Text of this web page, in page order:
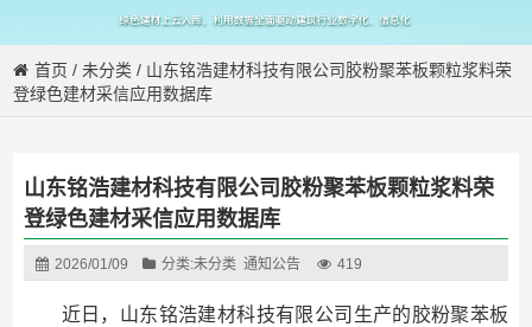
首页 /未分类 / 山东铭浩建材科技有限公司胶粉聚苯板颗粒浆料荣
登绿色建材采信应用数据库
山东铭浩建材科技有限公司胶粉聚苯板颗粒浆料荣
登绿色建材采信应用数据库
2026/01/09 分类:未分类 通知公告 419
近日，山东铭浩建材科技有限公司生产的胶粉聚苯板